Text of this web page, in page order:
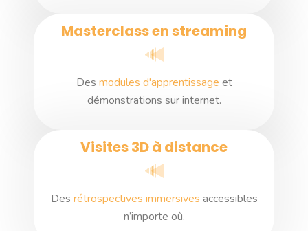
Masterclass en streaming
Des modules d'apprentissage et
démonstrations sur internet.
Visites 3D à distance
Des rétrospectives immersives accessibles
n’importe où.